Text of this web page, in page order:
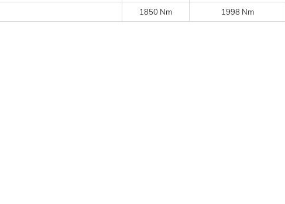
1850 Nm 1998 Nm